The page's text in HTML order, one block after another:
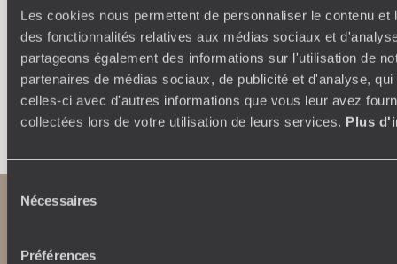
Les cookies nous permettent de personnaliser le contenu et
des fonctionnalités relatives aux médias sociaux et
partageons également des informations sur l'utilisation de
partenaires de médias sociaux, de publicité et d'analyse,
celles-ci avec d'autres informations que vous leur avez
collectées lors de votre utilisation de leurs services. Plus
Nécessaires
Préférences
étapes, hébergements, ateliers, rencontres…
Faites créer votre voyage